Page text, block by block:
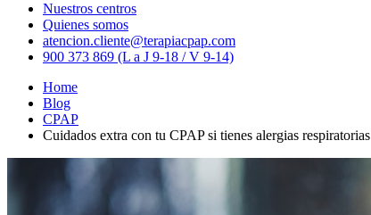
Nuestros centros
Quienes somos
atencion.cliente@terapiacpap.com
900 373 869 (L a J 9-18 / V 9-14)
Home
Blog
CPAP
Cuidados extra con tu CPAP si tienes alergias respiratorias